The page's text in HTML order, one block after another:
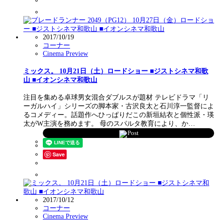
2017/10/19
コーナー
Cinema Preview
ミックス。 10月21日（土）ロードショー ■ジストシネマ和歌
山 ■イオンシネマ和歌山
注目を集める卓球男女混合ダブルスが題材 テレビドラマ「リ
ーガルハイ」シリーズの脚本家・古沢良太と石川淳一監督によ
るコメディー。話題作へひっぱりだこの新垣結衣と個性派・瑛
太がW主演を務めます。 母のスパルタ教育により、か…
Post
Save
2017/10/12
コーナー
Cinema Preview